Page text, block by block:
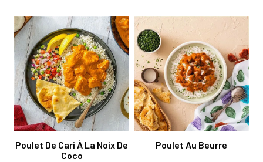
Poulet De Cari À La Noix De
Coco
Poulet Au Beurre